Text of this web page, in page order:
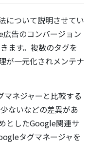
について説明させてい
告のコンバージョン
ます。複数のタグを
が一元化されメンテナ
ネジャーと比較する
ないなどの差異があ
としたGoogle関連サ
タグマネージャを